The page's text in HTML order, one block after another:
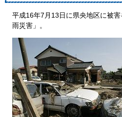
平成16年7月13日に県央地区に被
雨災害」。